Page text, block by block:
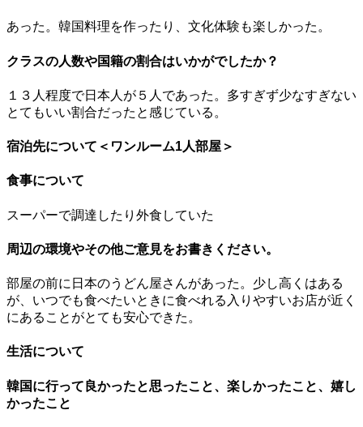
あった。韓国料理を作ったり、文化体験も楽しかった。
クラスの人数や国籍の割合はいかがでしたか？
１３人程度で日本人が５人であった。多すぎず少なすぎない
とてもいい割合だったと感じている。
宿泊先について＜ワンルーム1人部屋＞
食事について
スーパーで調達したり外食していた
周辺の環境やその他ご意見をお書きください。
部屋の前に日本のうどん屋さんがあった。少し高くはある
が、いつでも食べたいときに食べれる入りやすいお店が近く
にあることがとても安心できた。
生活について
韓国に行って良かったと思ったこと、楽しかったこと、嬉し
かったこと